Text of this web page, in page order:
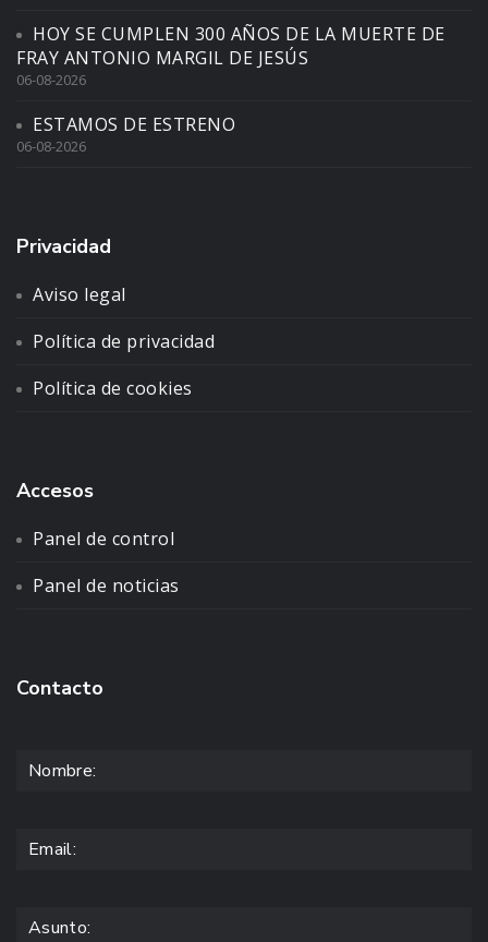
HOY SE CUMPLEN 300 AÑOS DE LA MUERTE DE
FRAY ANTONIO MARGIL DE JESÚS
06-08-2026
ESTAMOS DE ESTRENO
06-08-2026
Privacidad
Aviso legal
Política de privacidad
Política de cookies
Accesos
Panel de control
Panel de noticias
Contacto